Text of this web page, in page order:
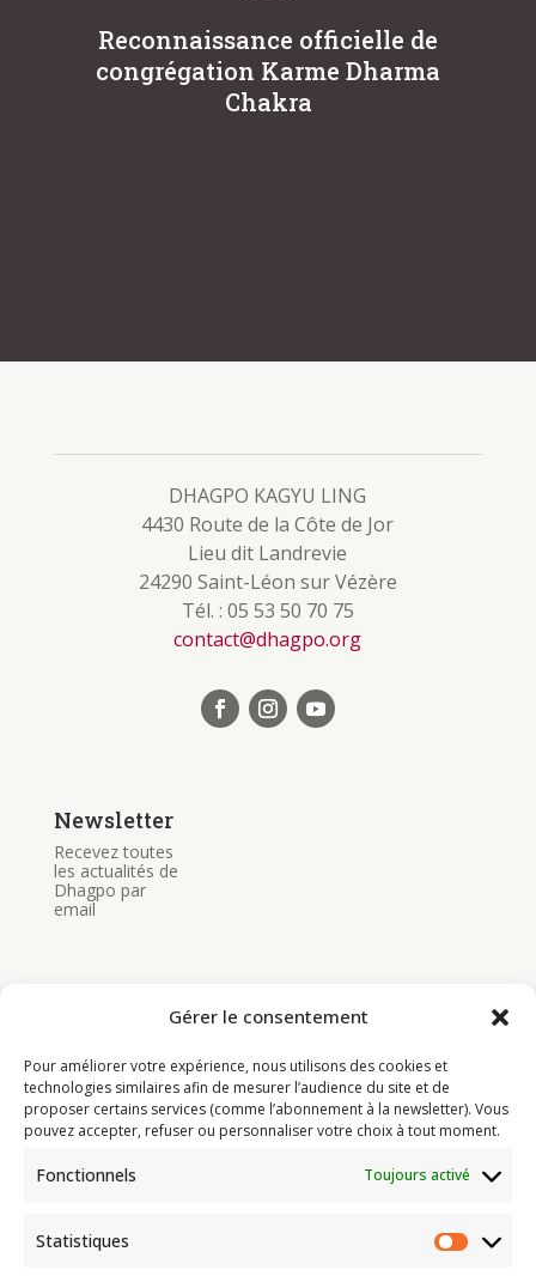
Gérer le consentement
Pour améliorer votre expérience, nous utilisons des cookies et
technologies similaires afin de mesurer l’audience du site et de
proposer certains services (comme l’abonnement à la newsletter). Vous
pouvez accepter, refuser ou personnaliser votre choix à tout moment.
Fonctionnels Toujours activé
Statistiques
Reconnaissance officielle de
congrégation Karme Dharma
Chakra
DHAGPO KAGYU LING
4430 Route de la Côte de Jor
Lieu dit Landrevie
24290 Saint-Léon sur Vézère
Tél. : 05 53 50 70 75
contact@dhagpo.org
Newsletter
Recevez toutes
les actualités de
Dhagpo par
email
Bouddhisme
Programme
Soutenir